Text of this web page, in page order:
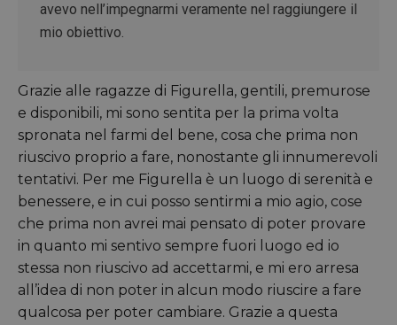
avevo nell’impegnarmi veramente nel raggiungere il
mio obiettivo.
Grazie alle ragazze di Figurella, gentili, premurose
e disponibili, mi sono sentita per la prima volta
spronata nel farmi del bene, cosa che prima non
riuscivo proprio a fare, nonostante gli innumerevoli
tentativi. Per me Figurella è un luogo di serenità e
benessere, e in cui posso sentirmi a mio agio, cose
che prima non avrei mai pensato di poter provare
in quanto mi sentivo sempre fuori luogo ed io
stessa non riuscivo ad accettarmi, e mi ero arresa
all’idea di non poter in alcun modo riuscire a fare
qualcosa per poter cambiare. Grazie a questa